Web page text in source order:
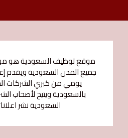
موقع توظيف السعودية هو
جميع المدن السعودية ويقدم
يومي من كبري الشركات
بالسعودية ويتيح لأصحاب
السعودية نشر